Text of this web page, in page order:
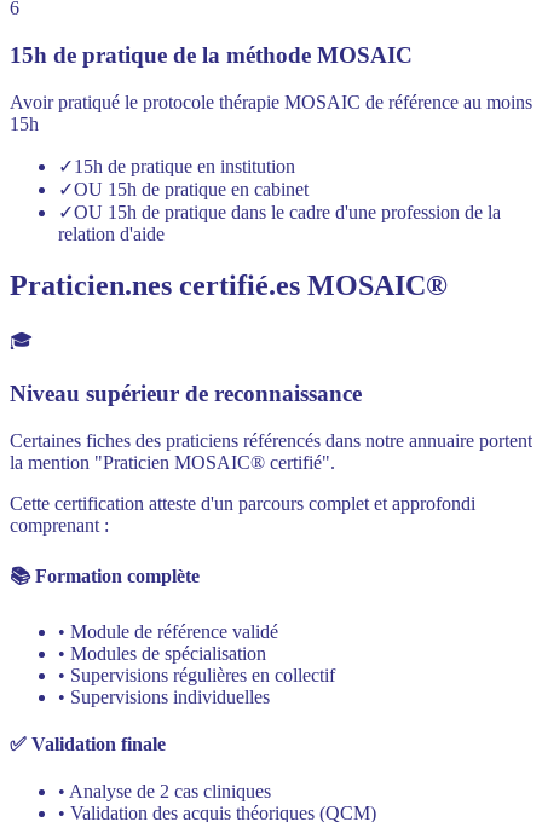
6
15h de pratique de la méthode MOSAIC
Avoir pratiqué le protocole thérapie MOSAIC de référence au moins
15h
✓15h de pratique en institution
✓OU 15h de pratique en cabinet
✓OU 15h de pratique dans le cadre d'une profession de la
relation d'aide
Praticien.nes certifié.es MOSAIC®
🎓
Niveau supérieur de reconnaissance
Certaines fiches des praticiens référencés dans notre annuaire portent
la mention "Praticien MOSAIC® certifié".
Cette certification atteste d'un parcours complet et approfondi
comprenant :
📚 Formation complète
• Module de référence validé
• Modules de spécialisation
• Supervisions régulières en collectif
• Supervisions individuelles
✅ Validation finale
• Analyse de 2 cas cliniques
• Validation des acquis théoriques (QCM)